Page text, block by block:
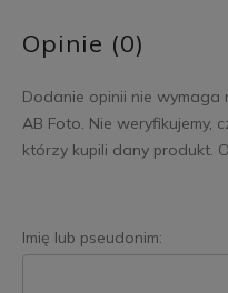
Opinie (0)
Dodanie opinii nie wymaga
AB Foto. Nie weryfikujemy,
którzy kupili dany produkt.
Imię lub pseudonim: